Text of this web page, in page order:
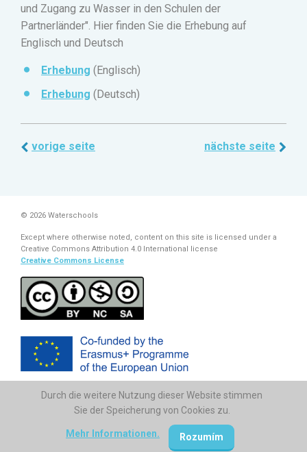
und Zugang zu Wasser in den Schulen der
Partnerländer". Hier finden Sie die Erhebung auf
Englisch und Deutsch
Erhebung (Englisch)
Erhebung (Deutsch)
vorige seite nächste seite
© 2026 Waterschools
Except where otherwise noted, content on this site is licensed under a
Creative Commons Attribution 4.0 International license
Creative Commons License
The European Commission support for the production of this
publication does not constitute endorsement of the contents which
reflects the views only of the authors, and the Commission cannot be
held responsi­ble for any use which may be made of the information
Durch die weitere Nutzung dieser Website stimmen
Sie der Speicherung von Cookies zu.
Mehr Informationen. Rozumím